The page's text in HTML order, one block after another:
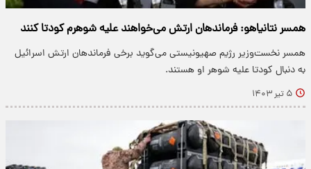
همسر نتانیاهو: فرماندهان ارتش می‌خواهند علیه شوهرم کودتا کنند
همسر نخست‌وزیر رژیم صهیونیستی می‌گوید برخی فرماندهان ارتش اسرائیل
به دنبال کودتا علیه شوهر او هستند.
۵ تیر ۱۴۰۳